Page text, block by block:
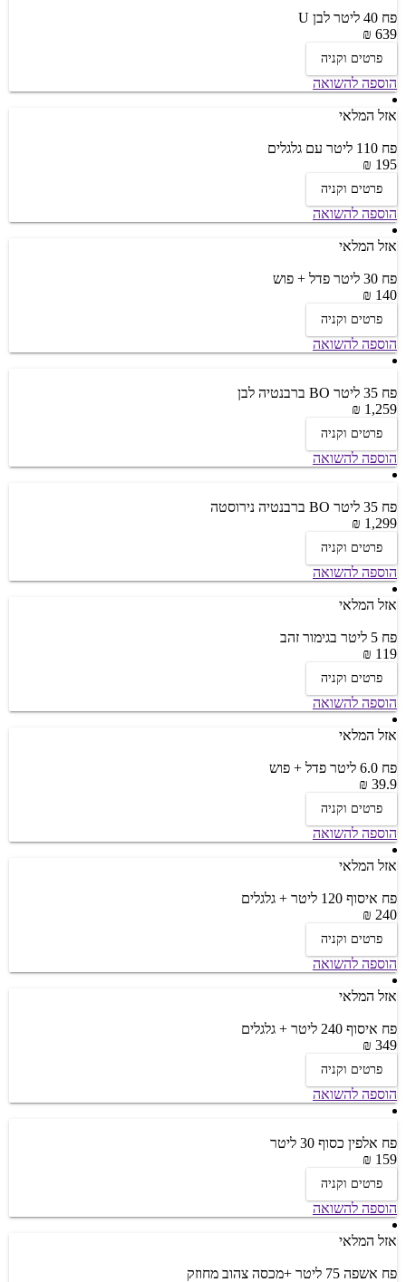
פח 40 ליטר לבן U
639 ₪
פרטים וקניה
הוספה להשואה
אזל המלאי
פח 110 ליטר עם גלגלים
195 ₪
פרטים וקניה
הוספה להשואה
אזל המלאי
פח 30 ליטר פדל + פוש
140 ₪
פרטים וקניה
הוספה להשואה
פח 35 ליטר BO ברבנטיה לבן
1,259 ₪
פרטים וקניה
הוספה להשואה
פח 35 ליטר BO ברבנטיה נירוסטה
1,299 ₪
פרטים וקניה
הוספה להשואה
אזל המלאי
פח 5 ליטר בגימור זהב
119 ₪
פרטים וקניה
הוספה להשואה
אזל המלאי
פח 6.0 ליטר פדל + פוש
39.9 ₪
פרטים וקניה
הוספה להשואה
אזל המלאי
פח איסוף 120 ליטר + גלגלים
240 ₪
פרטים וקניה
הוספה להשואה
אזל המלאי
פח איסוף 240 ליטר + גלגלים
349 ₪
פרטים וקניה
הוספה להשואה
פח אלפין כסוף 30 ליטר
159 ₪
פרטים וקניה
הוספה להשואה
אזל המלאי
פח אשפה 75 ליטר +מכסה צהוב מחוזק